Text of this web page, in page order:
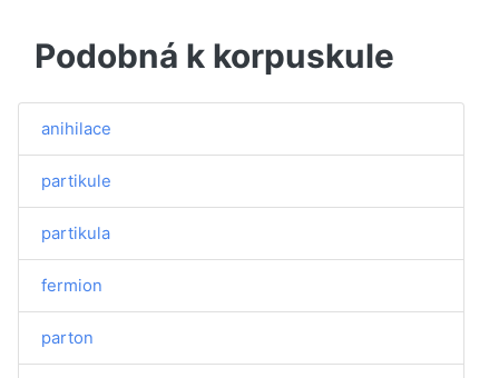
Podobná k korpuskule
anihilace
partikule
partikula
fermion
parton